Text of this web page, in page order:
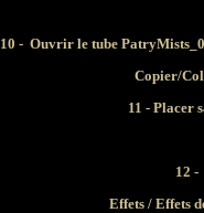
10 - Ouvrir le tube
Copier/
11 - Placer
12
Effets / Effets